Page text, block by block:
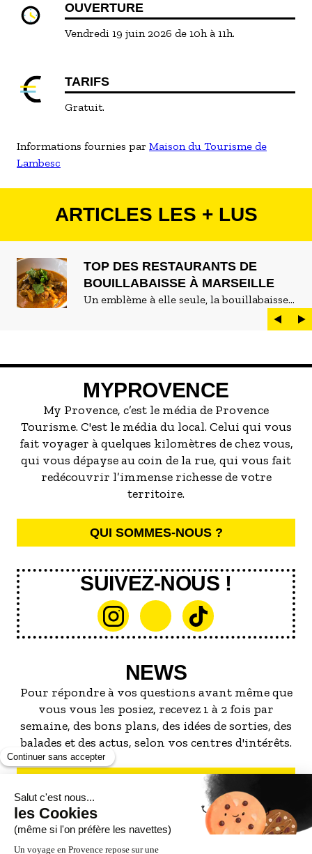
OUVERTURE
Vendredi 19 juin 2026 de 10h à 11h.
TARIFS
Gratuit.
Informations fournies par Maison du Tourisme de
Lambesc
ARTICLES LES + LUS
TOP DES RESTAURANTS DE
BOUILLABAISSE À MARSEILLE
Un emblème à elle seule, la bouillabaisse
est LE plat marseillais par excellence. On
peut d'ailleurs vite être submergé·e par la
servir la meilleure...
MYPROVENCE
My Provence, c’est le média de Provence
Tourisme. C'est le média du local. Celui qui vous
fait voyager à quelques kilomètres de chez vous,
qui vous dépayse au coin de la rue, qui vous fait
redécouvrir l’immense richesse de votre
territoire.
QUI SOMMES-NOUS ?
SUIVEZ-NOUS !
NEWS
Pour répondre à vos questions avant même que
vous vous les posiez, recevez 1 à 2 fois par
semaine, des bons plans, des idées de sorties, des
balades et des actus, selon vos centres d'intérêts.
S'INSCRIRE À LA NEWSLETTER